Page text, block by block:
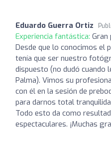
Eduardo Guerra Ortiz
Experiencia fantástica: Gran
Desde que lo conocimos el
tenía que ser nuestro
dispuesto (no dudó cuando
Palma). Vimos su
con él en la sesión de
para darnos total
Todo esto da como
espectaculares. ¡Muchas